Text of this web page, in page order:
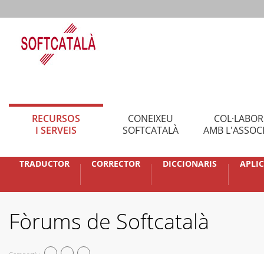
RECURSOS
I SERVEIS
CONEIXEU
SOFTCATALÀ
AMB
TRADUCTOR CORRECTOR DICCIONARIS
Fòrums de Softcatalà